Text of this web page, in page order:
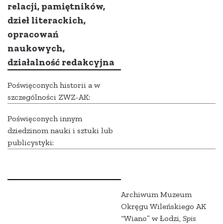
relacji, pamiętników,
dzieł literackich,
opracowań
naukowych,
działalność redakcyjna
Poświęconych historii a w
szczególności ZWZ-AK:
Poświęconych innym
dziedzinom nauki i sztuki lub
publicystyki:
Archiwum Muzeum
Okręgu Wileńskiego AK
“Wiano” w Łodzi, Spis